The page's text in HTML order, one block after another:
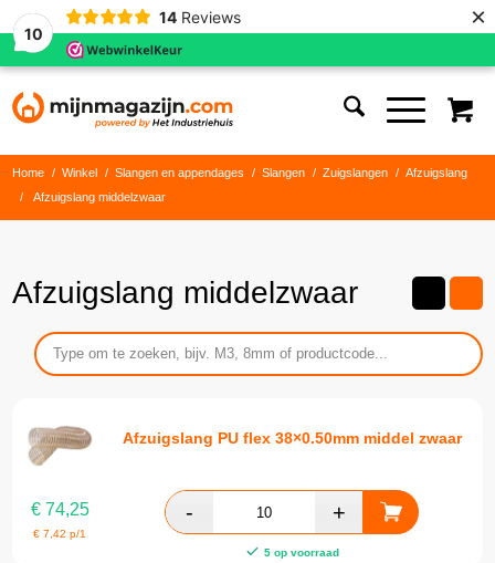
10
14 Reviews ×
Home / Winkel / Slangen en appendages / Slangen / Zuigslangen / Afzuigslang
/
Afzuigslang middelzwaar
Afzuigslang middelzwaar
Afzuigslang PU flex 38×0.50mm middel zwaar
€74,25
€7,42 p/1
5 op voorraad